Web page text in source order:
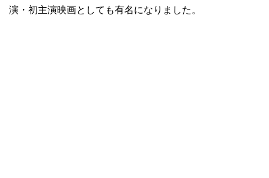
演・初主演映画としても有名になりました。